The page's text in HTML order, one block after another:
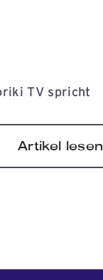
TV spricht
Artikel lesen